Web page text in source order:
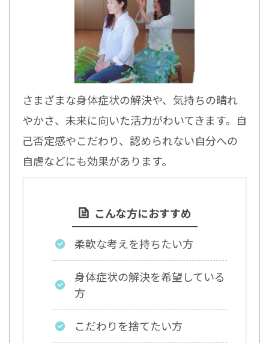
さまざまな身体症状の解決や、気持ちの晴れ
やかさ、未来に向いた活力がわいてきます。自
己否定感やこだわり、認められない自分への
自虐などにも効果があります。
こんな方におすすめ
柔軟な考えを持ちたい方
身体症状の解決を希望している
方
こだわりを捨てたい方